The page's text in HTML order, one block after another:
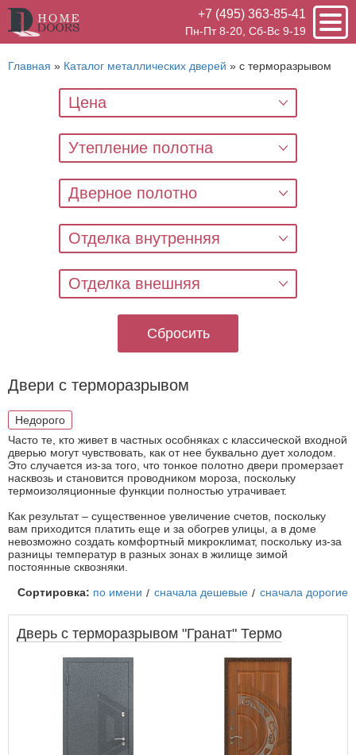
+7 (495) 363-85-41
Пн-Пт 8-20, Сб-Вс 9-19
Главная » Каталог металлических дверей » с терморазрывом
Цена
Утепление полотна
Дверное полотно
Отделка внутренняя
Отделка внешняя
Сбросить
Двери с терморазрывом
Недорого
Часто те, кто живет в частных особняках с классической входной
дверью могут чувствовать, как от нее буквально дует холодом.
Это случается из-за того, что тонкое полотно двери промерзает
насквозь и становится проводником мороза, поскольку
термоизоляционные функции полностью утрачивает.
Как результат – существенное увеличение счетов, поскольку
вам приходится платить еще и за обогрев улицы, а в доме
невозможно создать комфортный микроклимат, поскольку из-за
разницы температур в разных зонах в жилище зимой
постоянные сквозняки.
Сортировка: по имени сначала дешевые сначала дорогие
Дверь с терморазрывом "Гранат" Термо